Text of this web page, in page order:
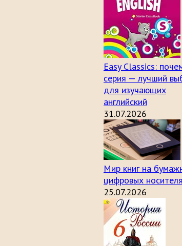
Easy Classics:
серия — лучший
для изучающих
английский
31.07.2026
Мир книг на
цифровых
25.07.2026